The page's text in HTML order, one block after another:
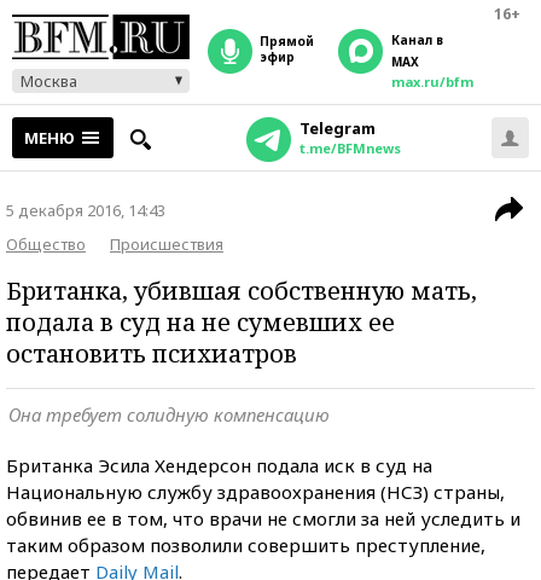
16+
Москва
прямой
эфир
Канал в
MAX
max.ru/bfm
МЕНЮ Telegram
t.me/BFMnews
5 декабря 2016, 14:43
Общество
Происшествия
Британка, убившая собственную мать,
подала в суд на не сумевших ее
остановить психиатров
Она требует солидную компенсацию
Британка Эсила Хендерсон подала иск в суд на
Национальную службу здравоохранения (НСЗ) страны,
обвинив ее в том, что врачи не смогли за ней уследить и
таким образом позволили совершить преступление,
передает Daily Mail.